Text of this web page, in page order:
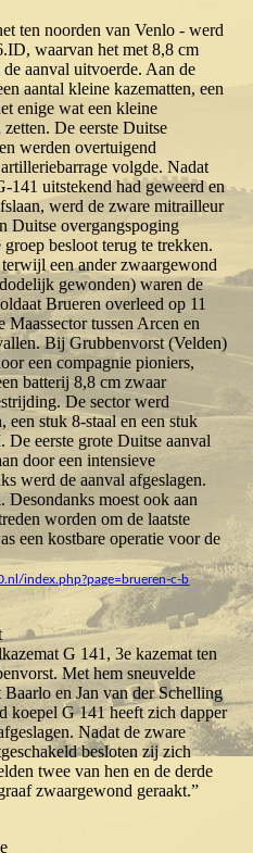
ten noorden van Venlo - werd
waarvan het met 8,8 cm
aanval uitvoerde. Aan de
aantal kleine kazematten, een
enige wat een kleine
De eerste Duitse
werden overtuigend
volgde. Nadat
141 uitstekend had geweerd en
werd de zware mitrailleur
Duitse overgangspoging
besloot terug te trekken.
een ander zwaargewond
gewonden) waren de
Brueren overleed op 11
tussen Arcen en
Bij Grubbenvorst (Velden)
een compagnie pioniers,
batterij 8,8 cm zwaar
De sector werd
een stuk 8-staal en een stuk
eerste grote Duitse aanval
door een intensieve
werd de aanval afgeslagen.
moest ook aan
worden om de laatste
een kostbare operatie voor de
index.php?page=brueren-c-b
G 141, 3e kazemat ten
Met hem sneuvelde
en Jan van der Schelling
koepel G 141 heeft zich dapper
Nadat de zware
besloten zij zich
twee van hen en de derde
zwaargewond geraakt.”